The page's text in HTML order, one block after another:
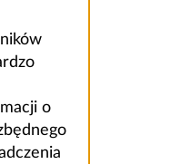
o